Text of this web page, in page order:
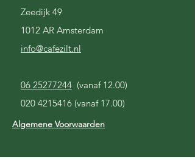
Zeedijk 49
1012 AR Amsterdam
info@cafezilt.nl
06 25277244 (vanaf 12.00)
020 4215416 (vanaf 17.00)
Algemene Voorwaarden